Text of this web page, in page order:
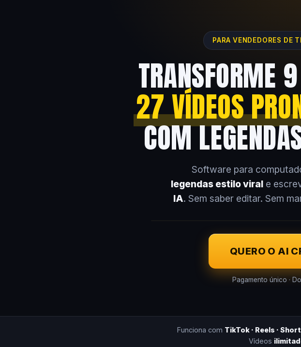
PARA VENDEDORES DE
TRANSFORME
27 VÍDEOS
COM
Software para
legendas estilo viral e
IA. Sem saber editar. Sem
QUERO O AI
Pagamento único ·
Funciona com TikTok · Reels ·
Vídeos